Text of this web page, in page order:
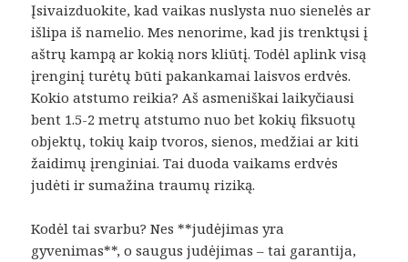
Įsivaizduokite, kad vaikas nuslysta nuo sienelės ar
išlipa iš namelio. Mes nenorime, kad jis trenktųsi į
aštrų kampą ar kokią nors kliūtį. Todėl aplink visą
įrenginį turėtų būti pakankamai laisvos erdvės.
Kokio atstumo reikia? Aš asmeniškai laikyčiausi
bent 1.5-2 metrų atstumo nuo bet kokių fiksuotų
objektų, tokių kaip tvoros, sienos, medžiai ar kiti
žaidimų įrenginiai. Tai duoda vaikams erdvės
judėti ir sumažina traumų riziką.
Kodėl tai svarbu? Nes **judėjimas yra
gyvenimas**, o saugus judėjimas – tai garantija,